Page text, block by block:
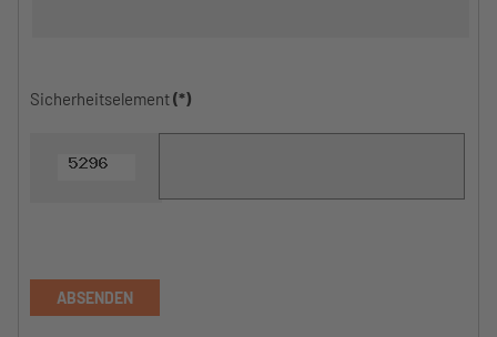
Sicherheitselement(*)
ABSENDEN